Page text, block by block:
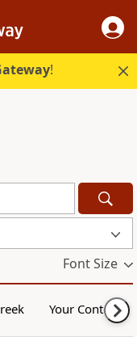
!
Font Size
Your Content